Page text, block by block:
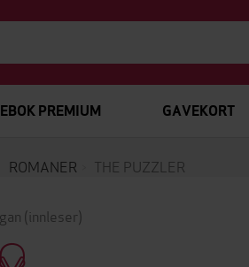
EBOK PREMIUM GAVEKORT
ROMANER THE PUZZLER
(innleser)